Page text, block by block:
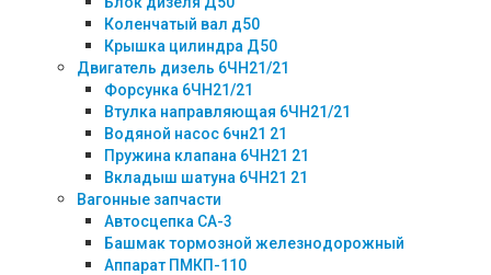
Коленчатый вал д50
Крышка цилиндра Д50
Двигатель дизель 6ЧН21/21
Форсунка 6ЧН21/21
Втулка направляющая 6ЧН21/21
Водяной насос 6чн21 21
Пружина клапана 6ЧН21 21
Вкладыш шатуна 6ЧН21 21
Вагонные запчасти
Автосцепка СА-3
Башмак тормозной железнодорожный
Аппарат ПМКП-110